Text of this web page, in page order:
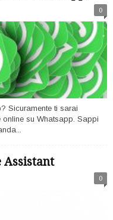
0
Sicuramente ti sarai
online su Whatsapp. Sappi
Assistant
0